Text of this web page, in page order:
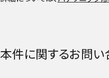
本件に関するお問